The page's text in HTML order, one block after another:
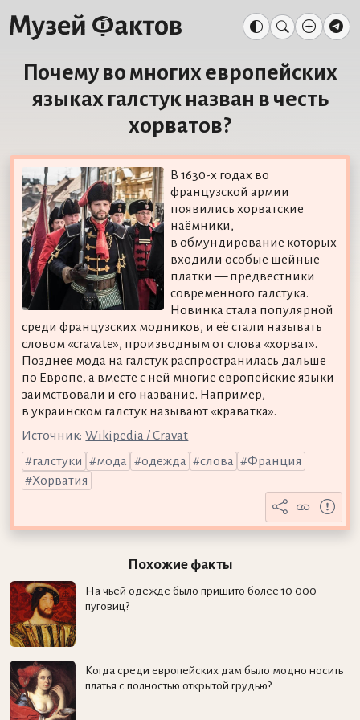
Почему во многих европейских
языках галстук назван в честь
хорватов?
В 1630-х годах во
французской армии
появились хорватские
наёмники,
в обмундирование которых
входили особые шейные
платки — предвестники
современного галстука.
Новинка стала популярной
среди французских модников, и её стали называть
словом «cravate», производным от слова «хорват».
Позднее мода на галстук распространилась дальше
по Европе, а вместе с ней многие европейские языки
заимствовали и его название. Например,
в украинском галстук называют «краватка».
Источник: Wikipedia / Cravat
галстуки
мода одежда слова
Франция
Хорватия
Похожие факты
На чьей одежде было пришито более 10 000
пуговиц?
Когда среди европейских дам было модно носить
платья с полностью открытой грудью?